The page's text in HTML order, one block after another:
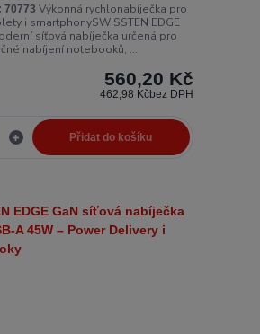
70773 Výkonná rychlonabíječka pro
i smartphonySWISSTEN EDGE
síťová nabíječka určená pro
nabíjení notebooků, ...
560,20 Kč
462,98 Kčbez DPH
Přidat do košíku